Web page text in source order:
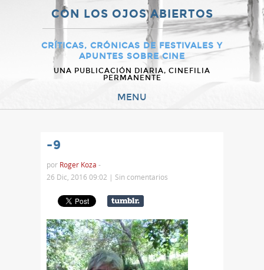
CON LOS OJOS ABIERTOS
CRÍTICAS, CRÓNICAS DE FESTIVALES Y
APUNTES SOBRE CINE
UNA PUBLICACIÓN DIARIA, CINEFILIA
PERMANENTE
MENU
-9
por Roger Koza -
26 Dic, 2016 09:02 | Sin comentarios